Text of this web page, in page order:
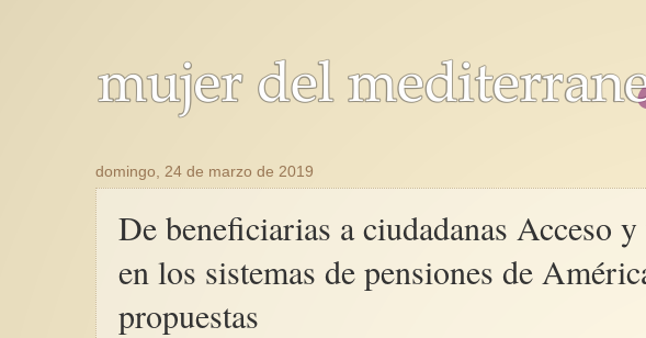
domingo, 24 de marzo de 2019
De beneficiarias a ciudadanas Acceso
en los sistemas de pensiones de
propuestas